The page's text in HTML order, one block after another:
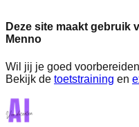
Deze site maakt gebruik
Menno
Wil jij je goed
Bekijk de toetstraining en